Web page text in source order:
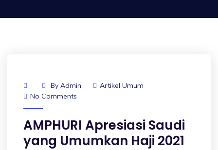
By Admin
Artikel Umum
No Comments
AMPHURI Apresiasi Saudi
yang Umumkan Haji 2021